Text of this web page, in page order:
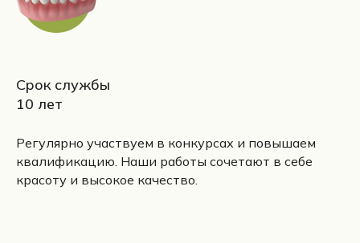
Срок службы
10 лет
Регулярно участвуем в конкурсах и повышаем
квалификацию. Наши работы сочетают в себе
красоту и высокое качество.